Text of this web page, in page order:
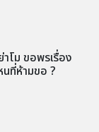
าโม ขอพรเรื่อง
นที่ห้ามขอ ?